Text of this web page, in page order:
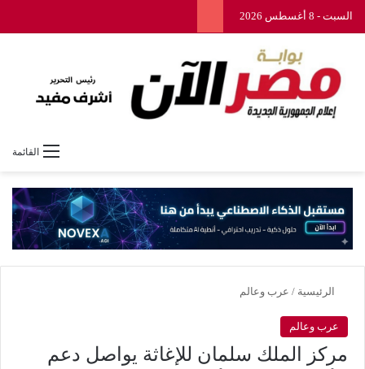
السبت - 8 أغسطس 2026
القائمة
الرئيسية / عرب وعالم
عرب وعالم
مركز الملك سلمان للإغاثة يواصل دعم